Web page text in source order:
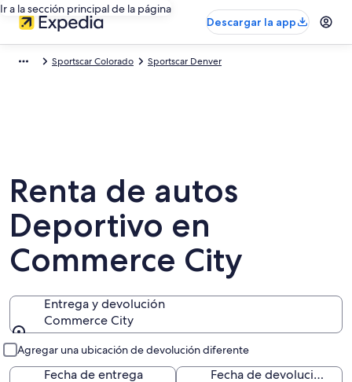
Ir a la sección principal de la página
Descargar la app
Sportscar Colorado Sportscar Denver
Renta de autos
Deportivo en
Commerce City
Entrega y devolución
Commerce City
Agregar una ubicación de devolución diferente
Fecha de entrega
Fecha de devolución